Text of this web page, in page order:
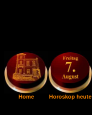
Home Horoskop heute